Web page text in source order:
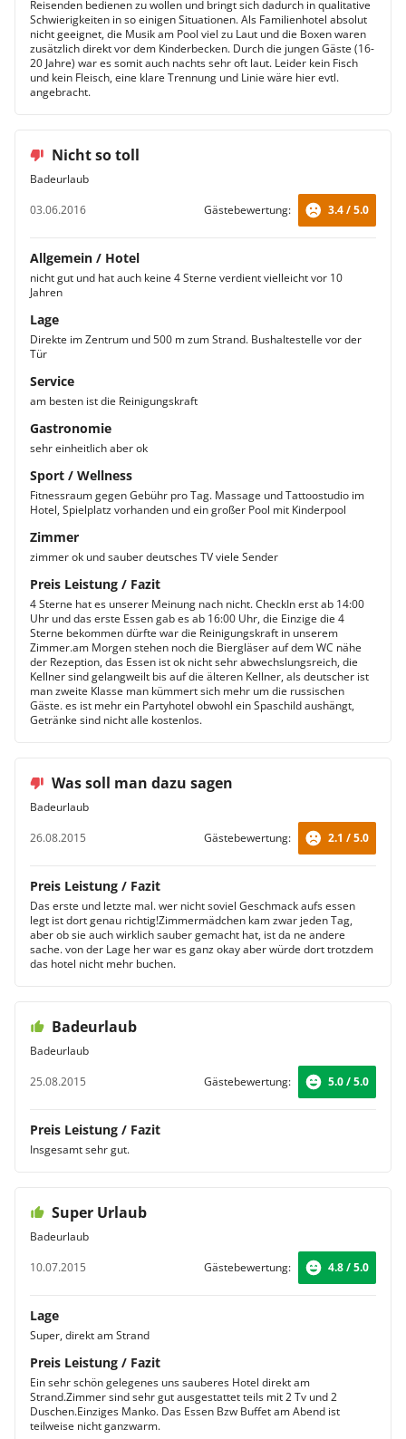
Reisenden bedienen zu wollen und bringt sich dadurch in qualitative
Schwierigkeiten in so einigen Situationen. Als Familienhotel absolut
nicht geeignet, die Musik am Pool viel zu Laut und die Boxen waren
zusätzlich direkt vor dem Kinderbecken. Durch die jungen Gäste (16-
20 Jahre) war es somit auch nachts sehr oft laut. Leider kein Fisch
und kein Fleisch, eine klare Trennung und Linie wäre hier evtl.
angebracht.
Nicht so toll
Badeurlaub
03.06.2016
Gästebewertung: 3.4 / 5.0
Allgemein / Hotel
nicht gut und hat auch keine 4 Sterne verdient vielleicht vor 10
Jahren
Lage
Direkte im Zentrum und 500 m zum Strand. Bushaltestelle vor der
Tür
Service
am besten ist die Reinigungskraft
Gastronomie
sehr einheitlich aber ok
Sport / Wellness
Fitnessraum gegen Gebühr pro Tag. Massage und Tattoostudio im
Hotel, Spielplatz vorhanden und ein großer Pool mit Kinderpool
Zimmer
zimmer ok und sauber deutsches TV viele Sender
Preis Leistung / Fazit
4 Sterne hat es unserer Meinung nach nicht. CheckIn erst ab 14:00
Uhr und das erste Essen gab es ab 16:00 Uhr, die Einzige die 4
Sterne bekommen dürfte war die Reinigungskraft in unserem
Zimmer.am Morgen stehen noch die Biergläser auf dem WC nähe
der Rezeption, das Essen ist ok nicht sehr abwechslungsreich, die
Kellner sind gelangweilt bis auf die älteren Kellner, als deutscher ist
man zweite Klasse man kümmert sich mehr um die russischen
Gäste. es ist mehr ein Partyhotel obwohl ein Spaschild aushängt,
Getränke sind nicht alle kostenlos.
Was soll man dazu sagen
Badeurlaub
26.08.2015
Gästebewertung: 2.1 / 5.0
Preis Leistung / Fazit
Das erste und letzte mal. wer nicht soviel Geschmack aufs essen
legt ist dort genau richtig!Zimmermädchen kam zwar jeden Tag,
aber ob sie auch wirklich sauber gemacht hat, ist da ne andere
sache. von der Lage her war es ganz okay aber würde dort trotzdem
das hotel nicht mehr buchen.
Badeurlaub
Badeurlaub
25.08.2015
Gästebewertung: 5.0 / 5.0
Preis Leistung / Fazit
Insgesamt sehr gut.
Super Urlaub
Badeurlaub
10.07.2015
Gästebewertung: 4.8 / 5.0
Lage
Super, direkt am Strand
Preis Leistung / Fazit
Ein sehr schön gelegenes uns sauberes Hotel direkt am
Strand.Zimmer sind sehr gut ausgestattet teils mit 2 Tv und 2
Duschen.Einziges Manko. Das Essen Bzw Buffet am Abend ist
teilweise nicht ganzwarm.